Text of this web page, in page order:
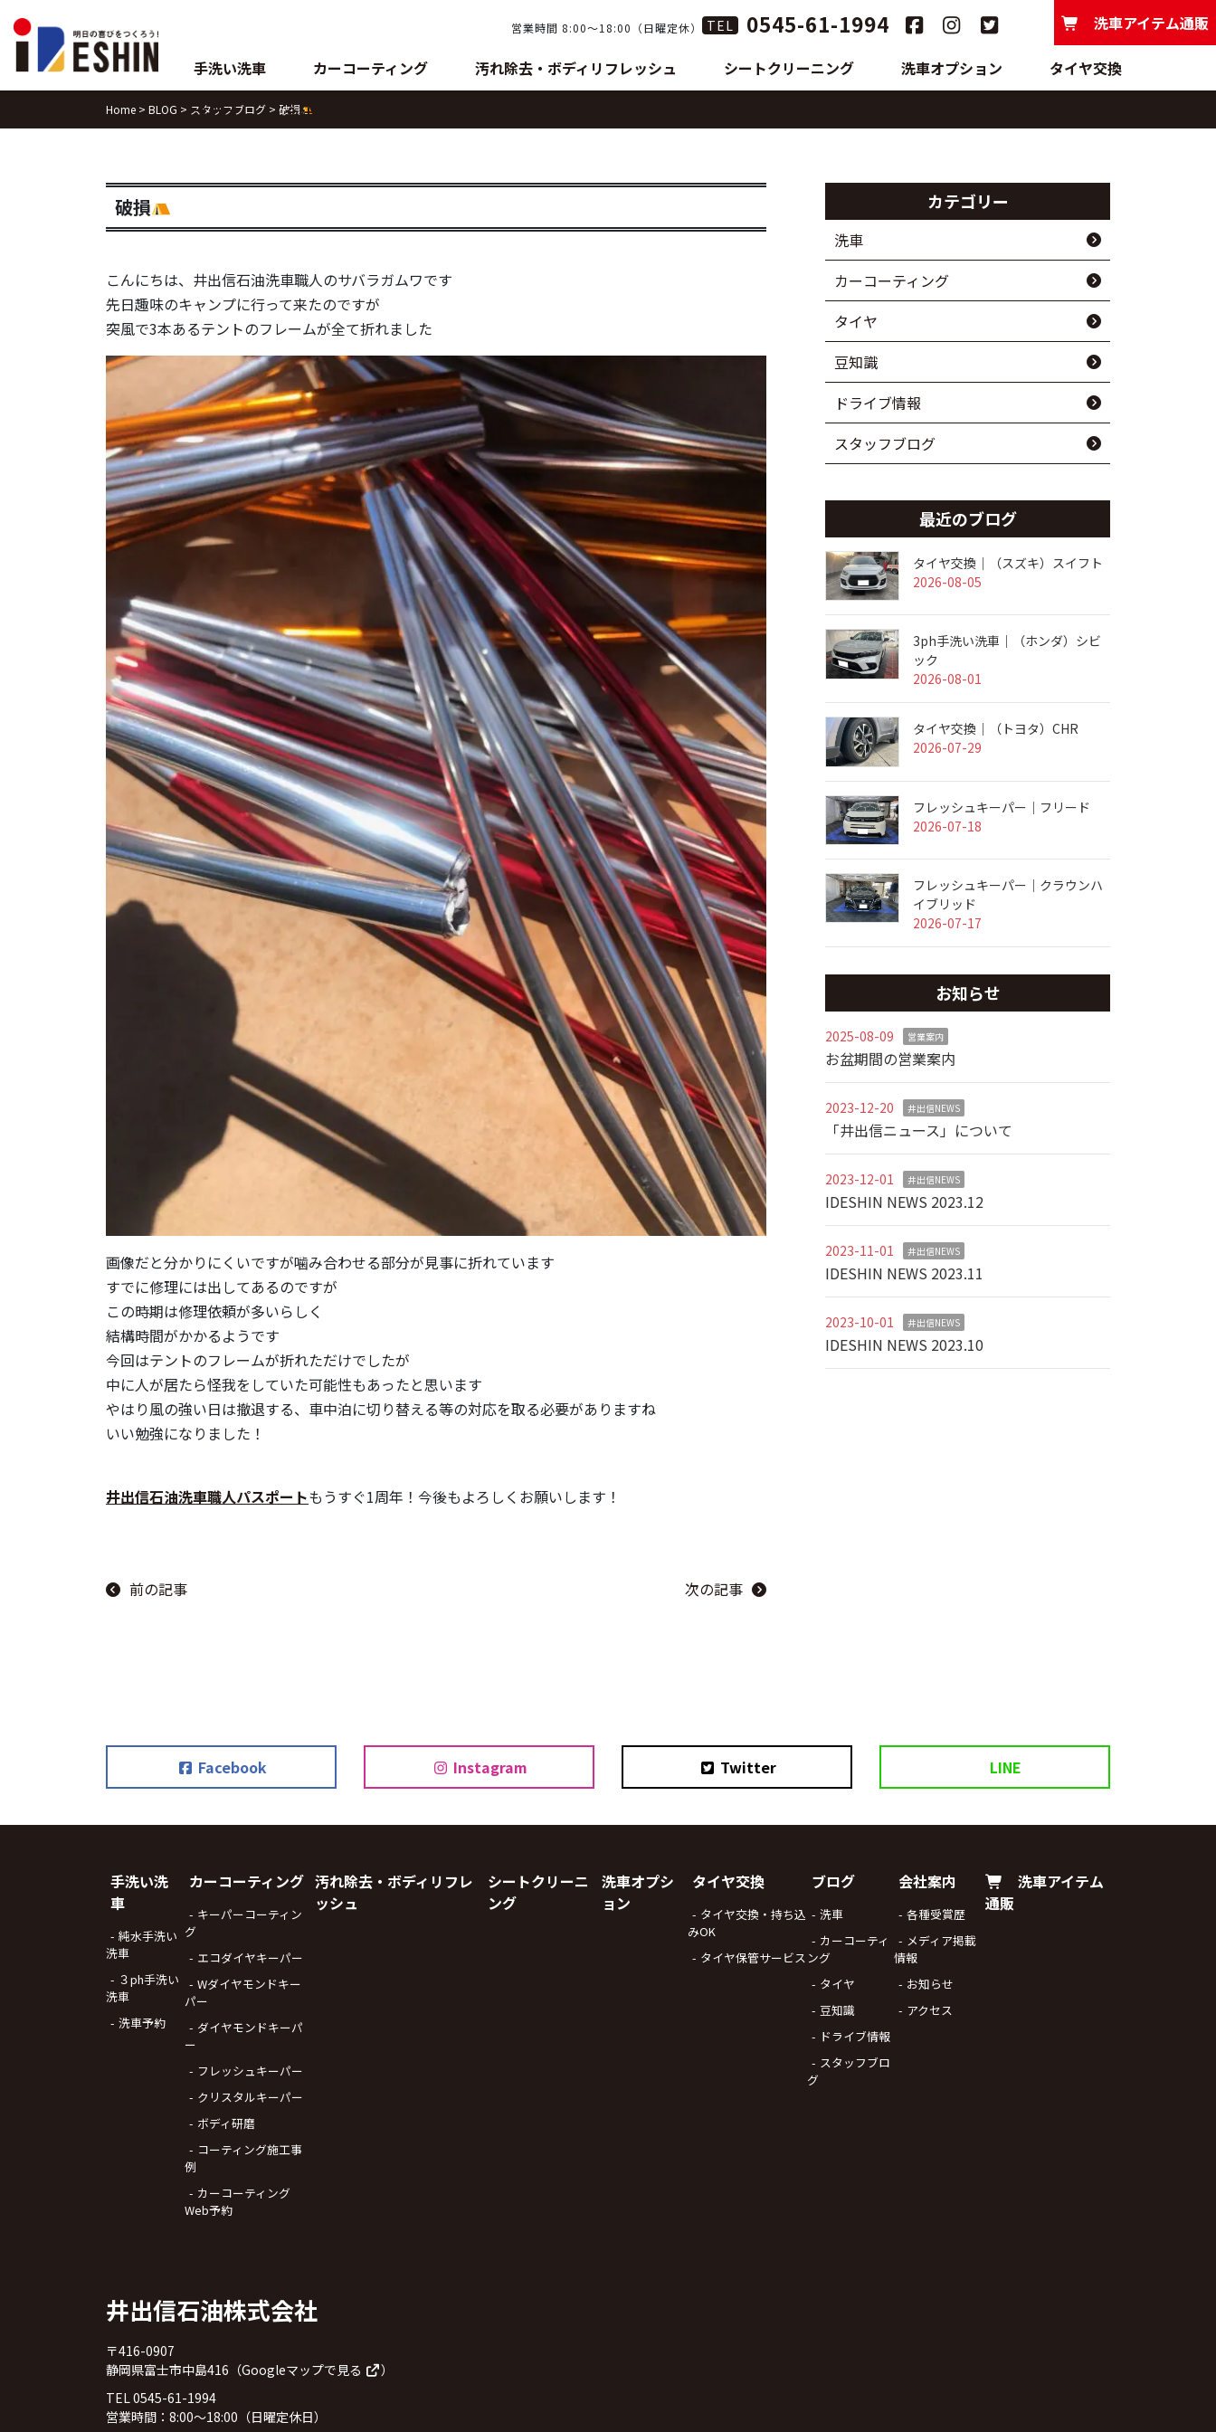
to
content
営業時間 8:00〜18:00（日曜定休） TEL 0545-61-1994
手洗い洗車 カーコーティング 汚れ除去・ボディリフレッシュ シートクリーニング 洗車オプション タイヤ交換
ブログ 会社案内
洗車アイテム通販
Home > BLOG > スタッフブログ > 破損
破損
こんにちは、井出信石油洗車職人のサバラガムワです
先日趣味のキャンプに行って来たのですが
突風で3本あるテントのフレームが全て折れました
画像だと分かりにくいですが噛み合わせる部分が見事に折れています
すでに修理には出してあるのですが
この時期は修理依頼が多いらしく
結構時間がかかるようです
今回はテントのフレームが折れただけでしたが
中に人が居たら怪我をしていた可能性もあったと思います
やはり風の強い日は撤退する、車中泊に切り替える等の対応を取る必要がありますね
いい勉強になりました！
井出信石油洗車職人パスポートもうすぐ1周年！今後もよろしくお願いします！
前の記事 次の記事
カテゴリー
洗車
カーコーティング
タイヤ
豆知識
ドライブ情報
スタッフブログ
最近のブログ
タイヤ交換｜（スズキ）スイフト
2026-08-05
3ph手洗い洗車｜（ホンダ）シビ
ック
2026-08-01
タイヤ交換｜（トヨタ）CHR
2026-07-29
フレッシュキーパー｜フリード
2026-07-18
フレッシュキーパー｜クラウンハ
イブリッド
2026-07-17
お知らせ
2025-08-09 営業案内
お盆期間の営業案内
2023-12-20 井出信NEWS
「井出信ニュース」について
2023-12-01 井出信NEWS
IDESHIN NEWS 2023.12
2023-11-01 井出信NEWS
IDESHIN NEWS 2023.11
2023-10-01 井出信NEWS
IDESHIN NEWS 2023.10
Facebook Instagram Twitter LINE
手洗い洗
車
純水手洗い
洗車
３ph手洗い
洗車
洗車予約
カーコーティング
キーパーコーティン
グ
エコダイヤキーパー
Wダイヤモンドキー
パー
ダイヤモンドキーパ
ー
フレッシュキーパー
クリスタルキーパー
ボディ研磨
コーティング施工事
例
カーコーティング
Web予約
汚れ除去・ボディリフレ
ッシュ
シートクリーニ
ング
洗車オプシ
ョン
タイヤ交換
タイヤ交換・持ち込
みOK
タイヤ保管サービス
ブログ
洗車
カーコーティ
ング
タイヤ
豆知識
ドライブ情報
スタッフブロ
グ
会社案内
各種受賞歴
メディア掲載
情報
お知らせ
アクセス
洗車アイテム
通販
井出信石油株式会社
〒416-0907
静岡県富士市中島416（Googleマップで見る
）
TEL 0545-61-1994
営業時間：8:00～18:00（日曜定休日）